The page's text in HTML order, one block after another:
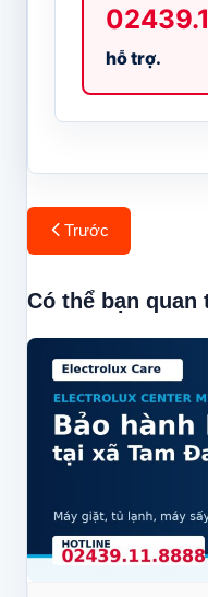
hỗ trợ.
Điều
hướng
bài
Trước
Có thể bạn quan